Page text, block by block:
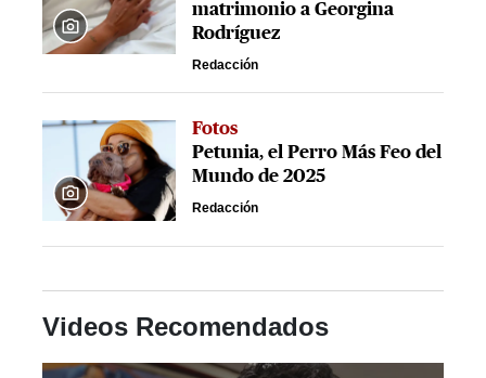
matrimonio a Georgina
Rodríguez
Redacción
Fotos
Petunia, el Perro Más Feo del
Mundo de 2025
Redacción
Videos Recomendados